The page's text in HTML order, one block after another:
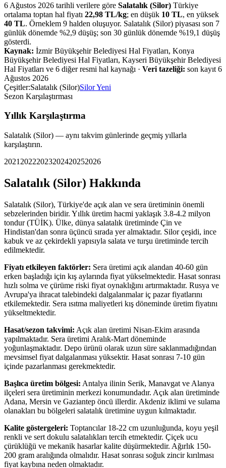
6 Ağustos 2026 tarihli verilere göre Salatalık (Silor) Türkiye
ortalama toptan hal fiyatı 22,98 TL/kg; en düşük 10 TL, en yüksek
40 TL. Örneklem 9 halden oluşuyor. Salatalık (Silor) piyasası son 7
günlük dönemde %2,9 düşüş; son 30 günlük dönemde %19,1 düşüş
gösterdi.
Kaynak: İzmir Büyükşehir Belediyesi Hal Fiyatları, Konya
Büyükşehir Belediyesi Hal Fiyatları, Kayseri Büyükşehir Belediyesi
Hal Fiyatları ve 6 diğer resmi hal kaynağı · Veri tazeliği: son kayıt 6
Ağustos 2026
Çeşitler:Salatalık (Silor)Silor Yeni
Sezon Karşılaştırması
Yıllık Karşılaştırma
Salatalık (Silor) — aynı takvim günlerinde geçmiş yıllarla
karşılaştırın.
2021 20222023202420252026
Salatalık (Silor) Hakkında
Salatalık (Silor), Türkiye'de açık alan ve sera üretiminin önemli
sebzelerinden biridir. Yıllık üretim hacmi yaklaşık 3.8-4.2 milyon
tondur (TÜİK). Ülke, dünya salatalık üretiminde Çin ve
Hindistan'dan sonra üçüncü sırada yer almaktadır. Silor çeşidi, ince
kabuk ve az çekirdekli yapısıyla salata ve turşu üretiminde tercih
edilmektedir.
Fiyatı etkileyen faktörler: Sera üretimi açık alandan 40-60 gün
erken başladığı için kış aylarında fiyat yükselmektedir. Hasat sonrası
hızlı solma ve çürüme riski fiyat oynaklığını artırmaktadır. Rusya ve
Avrupa'ya ihracat talebindeki dalgalanmalar iç pazar fiyatlarını
etkilemektedir. Sera ısıtma maliyetleri kış döneminde üretim fiyatını
yükseltmektedir.
Hasat/sezon takvimi: Açık alan üretimi Nisan-Ekim arasında
yapılmaktadır. Sera üretimi Aralık-Mart döneminde
yoğunlaşmaktadır. Depo ürünü olarak uzun süre saklanmadığından
mevsimsel fiyat dalgalanması yüksektir. Hasat sonrası 7-10 gün
içinde pazarlanması gerekmektedir.
Başlıca üretim bölgesi: Antalya ilinin Serik, Manavgat ve Alanya
ilçeleri sera üretiminin merkezi konumundadır. Açık alan üretiminde
Adana, Mersin ve Gaziantep öncü illerdir. Akdeniz iklimi ve sulama
olanakları bu bölgeleri salatalık üretimine uygun kılmaktadır.
Kalite göstergeleri: Toptancılar 18-22 cm uzunluğunda, koyu yeşil
renkli ve sert dokulu salatalıkları tercih etmektedir. Çiçek ucu
çürüklüğü ve mekanik hasarlar kalite düşürmektedir. Ağırlık 150-
200 gram aralığında olmalıdır. Hasat sonrası soğuk zincir kırılması
fiyat kaybına neden olmaktadır.